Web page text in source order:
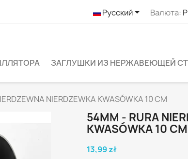
Русский Валюта:
ЗАГЛУШКИ ИЗ НЕРЖАВЕЮЩЕЙ
NIERDZEWKA KWASÓWKA 10 CM
54MM - RURA
KWASÓWKA 10 CM
13,99 zł